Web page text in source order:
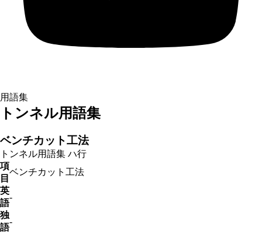
用語集
トンネル用語集
ベンチカット工法
トンネル用語集 ハ行
項
目
ベンチカット工法
英
語
-
独
語
-